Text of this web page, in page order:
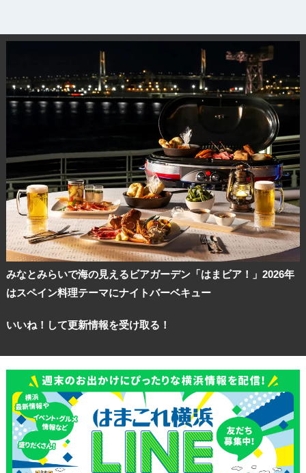
みなとみらいで海の見えるビアガーデン「はまビア！」2026年
はスペイン料理テーマにナイトバーベキュー
いいね！して更新情報を受け取る！
ランキング
ブログ記事
サイトについて